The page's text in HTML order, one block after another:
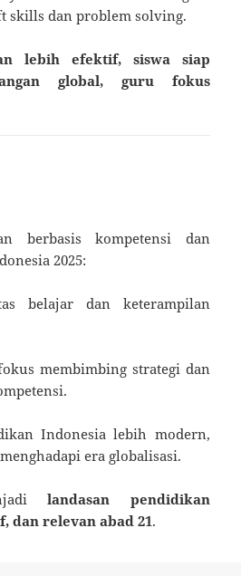
skills dan problem solving.
lebih efektif, siswa siap
global, guru fokus
berbasis kompetensi dan
2025:
belajar dan keterampilan
membimbing strategi dan
Indonesia lebih modern,
era globalisasi.
landasan pendidikan
dan relevan abad 21.